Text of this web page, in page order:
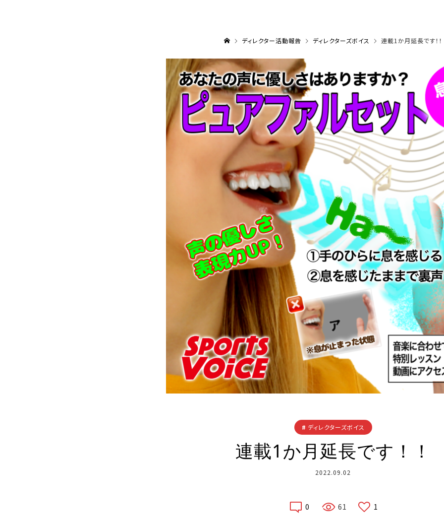
ディレクター活動報告 ディレクターズボイス 連載1か月延長です！！
ディレクターズボイス
連載1か月延長です！！
2022.09.02
0 61 1